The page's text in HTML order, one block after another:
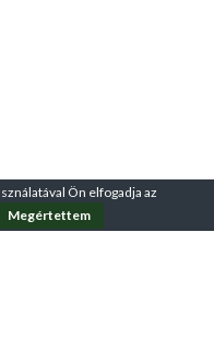
Ön elfogadja az
Megértettem